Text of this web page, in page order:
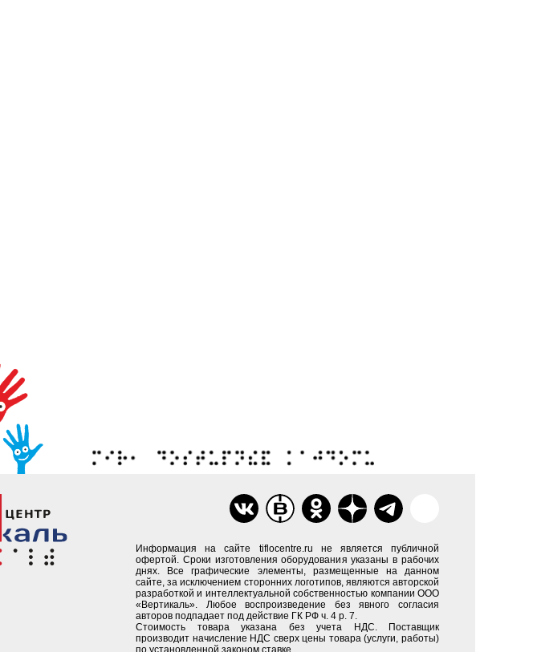
Информация на сайте tiflocentre.ru не является публичной
офертой. Сроки изготовления оборудования указаны в рабочих
днях. Все графические элементы, размещенные на данном
сайте, за исключением сторонних логотипов, являются авторской
разработкой и интеллектуальной собственностью компании ООО
«Вертикаль». Любое воспроизведение без явного согласия
авторов подпадает под действие ГК РФ ч. 4 р. 7.
Стоимость товара указана без учета НДС. Поставщик
производит начисление НДС сверх цены товара (услуги, работы)
по установленной законом ставке.